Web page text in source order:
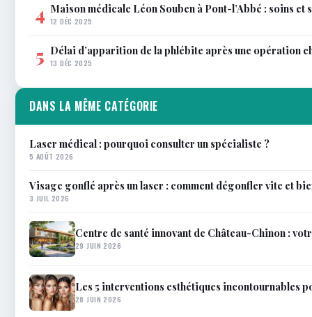
4 Maison médicale Léon Souben à Pont-l’Abbé : soins et
12 DÉC 2025
5 Délai d’apparition de la phlébite après une opération
13 DÉC 2025
DANS LA MÊME CATÉGORIE
Laser médical : pourquoi consulter un spécialiste ?
5 AOÛT 2026
Visage gonflé après un laser : comment dégonfler vite et
3 JUIL 2026
Centre de santé innovant de Château-Chinon :
29 JUIN 2026
Les 5 interventions esthétiques incontournables
28 JUIN 2026